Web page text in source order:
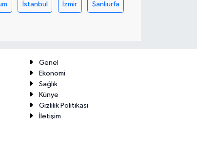
İstanbul İzmir Şanlıurfa
Genel
Ekonomi
Sağlık
Künye
Gizlilik Politikası
İletişim